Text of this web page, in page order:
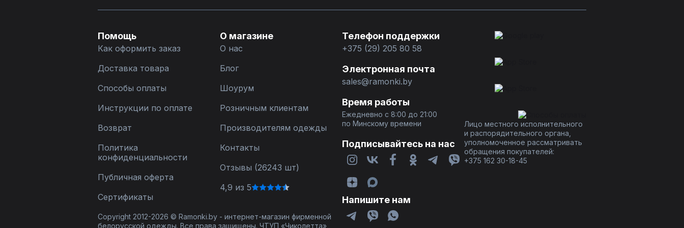
Помощь
Как оформить заказ
Доставка товара
Способы оплаты
Инструкции по оплате
Возврат
Политика
конфиденциальности
Публичная оферта
Сертификаты
О магазине
О нас
Блог
Шоурум
Розничным клиентам
Производителям одежды
Контакты
Отзывы (26243 шт)
4,9 из 5
Телефон поддержки
+375 (29) 205 80 58
Электронная почта
sales@ramonki.by
Время работы
Ежедневно с 8:00 до 21:00
по Минскому времени
Подписывайтесь на нас
Напишите нам
Лицо местного исполнительного
и распорядительного органа,
уполномоченное рассматривать
обращения покупателей:
+375 162 30-18-45
Copyright 2012-2026 © Ramonki.by - интернет-магазин фирменной
белорусской одежды. Все права защищены. ЧТУП «Чиколетта»,